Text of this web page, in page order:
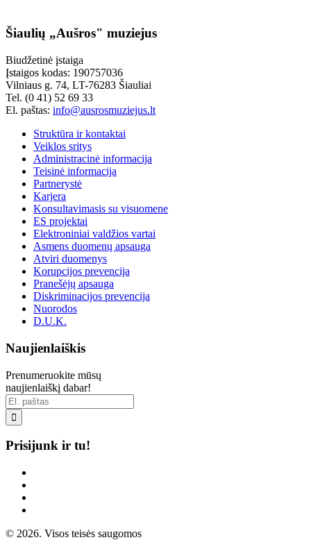
Šiaulių „Aušros" muziejus
Biudžetinė įstaiga
Įstaigos kodas: 190757036
Vilniaus g. 74, LT-76283 Šiauliai
Tel. (0 41) 52 69 33
El. paštas: info@ausrosmuziejus.lt
Struktūra ir kontaktai
Veiklos sritys
Administracinė informacija
Teisinė informacija
Partnerystė
Karjera
Konsultavimasis su visuomene
ES projektai
Elektroniniai valdžios vartai
Asmens duomenų apsauga
Atviri duomenys
Korupcijos prevencija
Pranešėjų apsauga
Diskriminacijos prevencija
Nuorodos
D.U.K.
Naujienlaiškis
Prenumeruokite mūsų
naujienlaiškį dabar!

Prisijunk ir tu!
© 2026. Visos teisės saugomos